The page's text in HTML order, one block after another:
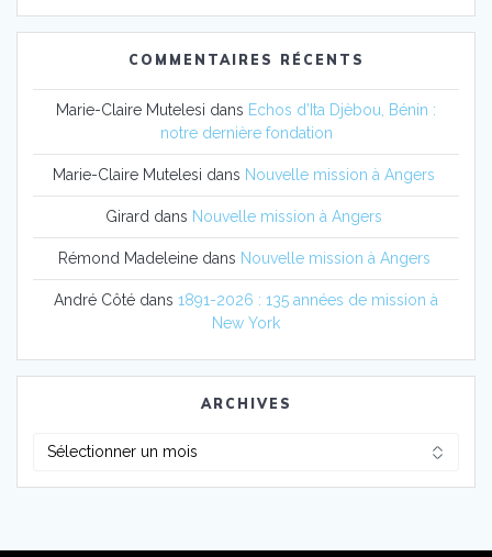
COMMENTAIRES RÉCENTS
Marie-Claire Mutelesi dans Echos d’Ita Djèbou, Bénin :
notre dernière fondation
Marie-Claire Mutelesi dans Nouvelle mission à Angers
Girard dans Nouvelle mission à Angers
Rémond Madeleinedans Nouvelle mission à Angers
André Côté dans 1891-2026 : 135 années de mission à
New York
ARCHIVES